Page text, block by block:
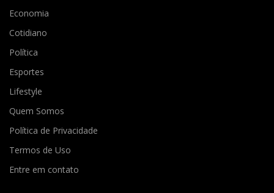
Economia
Cotidiano
Política
Esportes
Lifestyle
Quem Somos
Política de Privacidade
Termos de Uso
Entre em contato